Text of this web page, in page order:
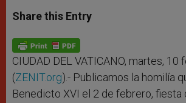
t
s
p
p
s
e
g
e
r
e
b
o
k
Share this Entry
CIUDAD DEL VATICANO, martes, 10
(ZENIT.org).- Publicamos la homilía
Benedicto XVI el 2 de febrero, fiesta